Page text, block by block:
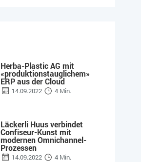
Herba-Plastic AG mit
«produktionstauglichem»
ERP aus der Cloud
14.09.2022 4 Min.
Läckerli Huus verbindet
Confiseur-Kunst mit
modernen Omnichannel-
Prozessen
14.09.2022 4 Min.